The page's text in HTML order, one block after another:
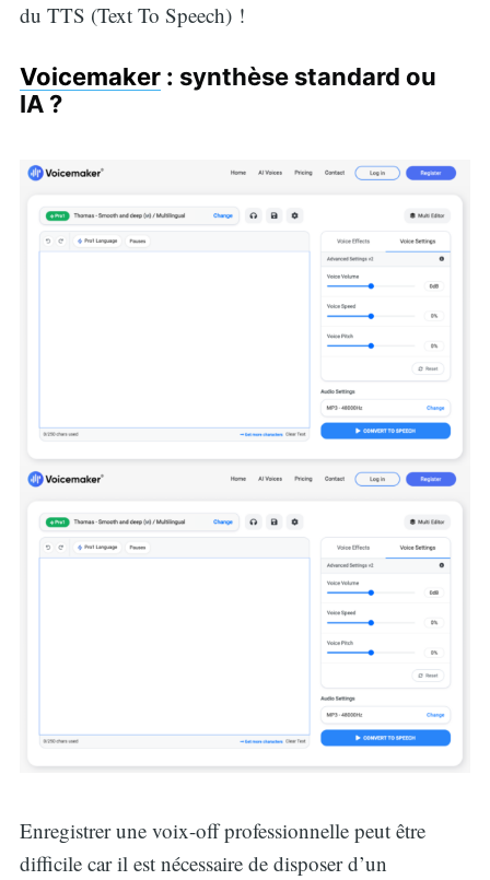
du TTS (Text To Speech) !
Voicemaker: synthèse standard ou
IA ?
Enregistrer une voix-off professionnelle peut être
difficile car il est nécessaire de disposer d’un